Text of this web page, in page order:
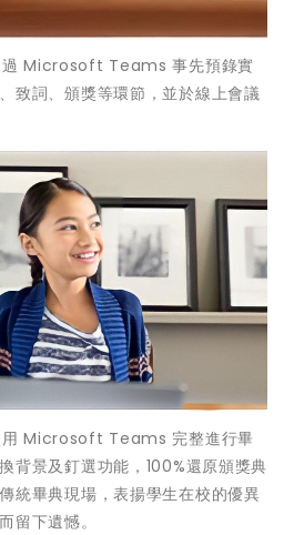
過 Microsoft Teams 事先預錄實
致詞、頒獎等環節，並於線上會議
用 Microsoft Teams 完整進行畢
背景及釘選功能，100%還原頒獎典
統畢典現場，表揚學生在校的優異
留下遺憾。